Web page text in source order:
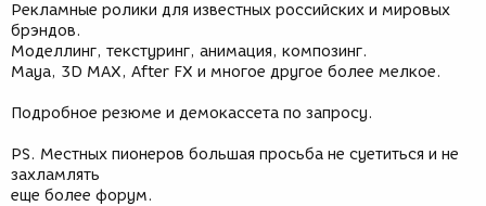
Рекламные ролики для известных российских и мировых
брэндов.
Моделлинг, текстуринг, анимация, композинг.
Maya, 3D MAX, After FX и многое другое более мелкое.
Подробное резюме и демокассета по запросу.
PS. Местных пионеров большая просьба не суетиться и не
захламлять
еще более форум.